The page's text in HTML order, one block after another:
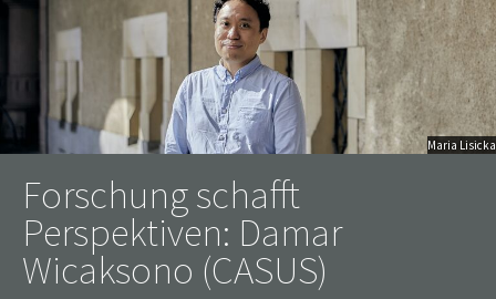
Maria Lisicka
Forschung schafft
Perspektiven: Damar
Wicaksono (CASUS)